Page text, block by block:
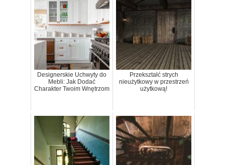
Designerskie Uchwyty do
Mebli: Jak Dodać
Charakter Twoim Wnętrzom
Przekształć strych
nieużytkowy w przestrzeń
użytkową!